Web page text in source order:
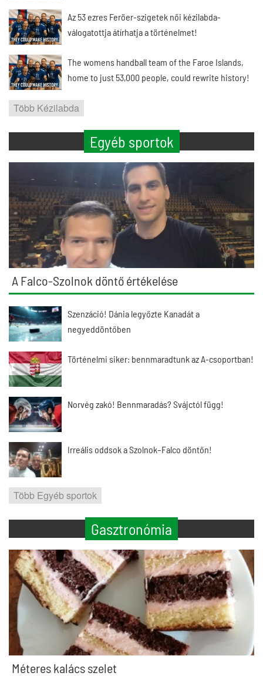
Az 53 ezres Feröer-szigetek női kézilabda-
válogatottja átírhatja a történelmet!
The womens handball team of the Faroe Islands,
home to just 53,000 people, could rewrite history!
Több Kézilabda
Egyéb sportok
A Falco-Szolnok döntő értékelése
Szenzáció! Dánia legyőzte Kanadát a
negyeddöntőben
Történelmi siker: bennmaradtunk az A-csoportban!
Norvég zakó! Bennmaradás? Svájctól függ!
Irreális oddsok a Szolnok–Falco döntőn!
Több Egyéb sportok
Gasztronómia
Méteres kalács szelet